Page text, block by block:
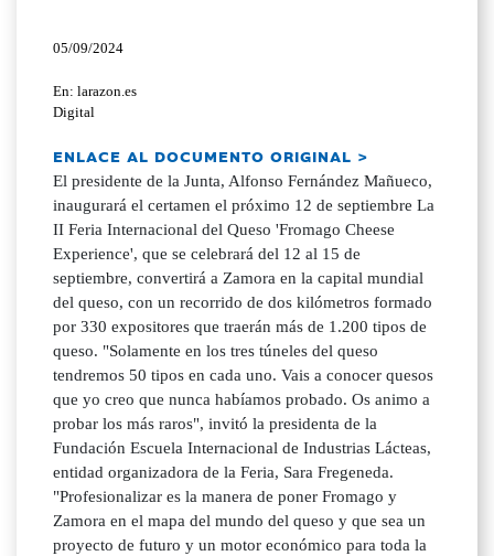
05/09/2024
En: larazon.es
Digital
ENLACE AL DOCUMENTO ORIGINAL >
El presidente de la Junta, Alfonso Fernández Mañueco,
inaugurará el certamen el próximo 12 de septiembre La
II Feria Internacional del Queso 'Fromago Cheese
Experience', que se celebrará del 12 al 15 de
septiembre, convertirá a Zamora en la capital mundial
del queso, con un recorrido de dos kilómetros formado
por 330 expositores que traerán más de 1.200 tipos de
queso. "Solamente en los tres túneles del queso
tendremos 50 tipos en cada uno. Vais a conocer quesos
que yo creo que nunca habíamos probado. Os animo a
probar los más raros", invitó la presidenta de la
Fundación Escuela Internacional de Industrias Lácteas,
entidad organizadora de la Feria, Sara Fregeneda.
"Profesionalizar es la manera de poner Fromago y
Zamora en el mapa del mundo del queso y que sea un
proyecto de futuro y un motor económico para toda la